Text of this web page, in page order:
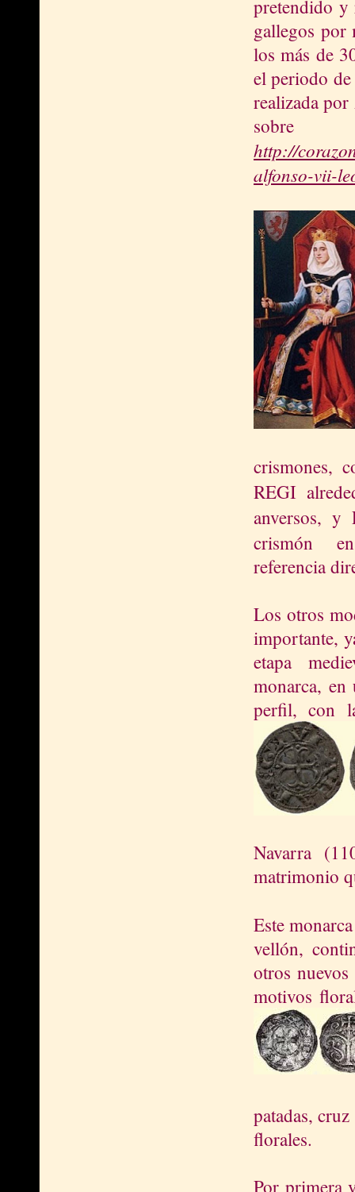
pretendido y
gallegos por
los más de
el periodo de
realizada
http://
alfonso-vii-
crismones,
REGI
anversos, y
crismón e
referencia
Los otros
importante,
etapa
monarca,
perfil, con
Navarra
matrimonio
Este monar
vellón,
otros
motivos
patadas,
florales.
Por primera